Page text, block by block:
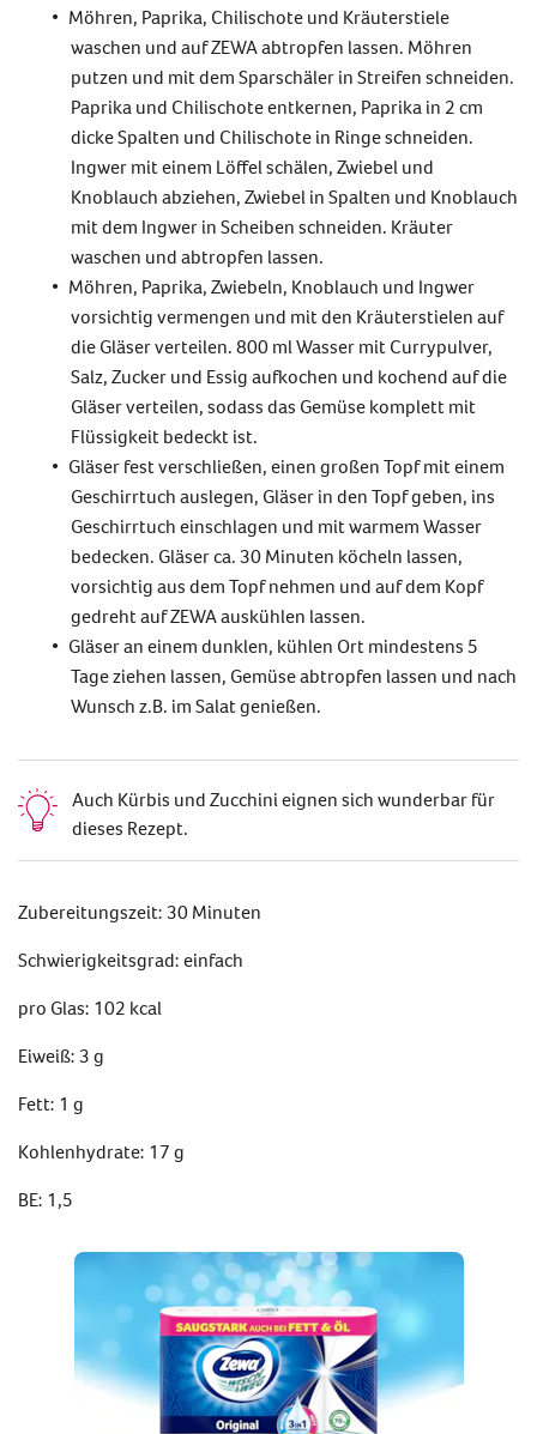
Möhren, Paprika, Chilischote und Kräuterstiele
waschen und auf ZEWA abtropfen lassen. Möhren
putzen und mit dem Sparschäler in Streifen schneiden.
Paprika und Chilischote entkernen, Paprika in 2 cm
dicke Spalten und Chilischote in Ringe schneiden.
Ingwer mit einem Löffel schälen, Zwiebel und
Knoblauch abziehen, Zwiebel in Spalten und Knoblauch
mit dem Ingwer in Scheiben schneiden. Kräuter
waschen und abtropfen lassen.
Möhren, Paprika, Zwiebeln, Knoblauch und Ingwer
vorsichtig vermengen und mit den Kräuterstielen auf
die Gläser verteilen. 800 ml Wasser mit Currypulver,
Salz, Zucker und Essig aufkochen und kochend auf die
Gläser verteilen, sodass das Gemüse komplett mit
Flüssigkeit bedeckt ist.
Gläser fest verschließen, einen großen Topf mit einem
Geschirrtuch auslegen, Gläser in den Topf geben, ins
Geschirrtuch einschlagen und mit warmem Wasser
bedecken. Gläser ca. 30 Minuten köcheln lassen,
vorsichtig aus dem Topf nehmen und auf dem Kopf
gedreht auf ZEWA auskühlen lassen.
Gläser an einem dunklen, kühlen Ort mindestens 5
Tage ziehen lassen, Gemüse abtropfen lassen und nach
Wunsch z.B. im Salat genießen.
Auch Kürbis und Zucchini eignen sich wunderbar für
dieses Rezept.
Zubereitungszeit: 30 Minuten
Schwierigkeitsgrad: einfach
pro Glas: 102 kcal
Eiweiß: 3 g
Fett: 1 g
Kohlenhydrate: 17 g
BE: 1,5